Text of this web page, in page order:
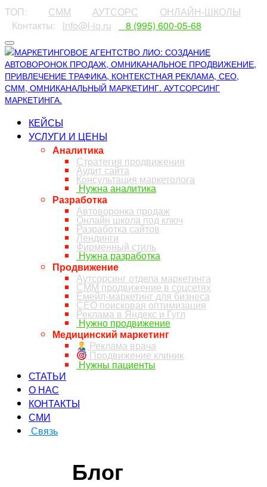
ТОП: СММ АУТСОРС
ОНЛАЙН-ШКОЛЫ
⠀Контакты:⠀ info@l-io.ru ⠀8 (995) 600-05-68
КЕЙСЫ
УСЛУГИ И ЦЕНЫ
Аналитика
Стратегия продвижения
Аудит сайта
Консультация маркетолога
Нужна аналитика
Разработка
Автоворонка продаж
Онлайн школа под ключ
Разработка сайтов
Лендинги
Фирменный стиль
Нужна разработка
Продвижение
Аутсорсинг отдела маркетинга
СММ продвижение в соцсетях
Емейл-маркетинг для бизнеса
СЕО поисковая оптимизация
Реклама в Яндекс и Гугл
Нужно продвижение
Медицинский маркетинг
Реклама врача
Продвижение клиник
Нужны пациенты
СТАТЬИ
О НАС
КОНТАКТЫ
СМИ
Связь
Блог